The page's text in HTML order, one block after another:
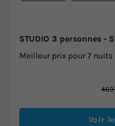
STUDIO 3 personnes -
Meilleur prix pour 7 nuits
469
Voir